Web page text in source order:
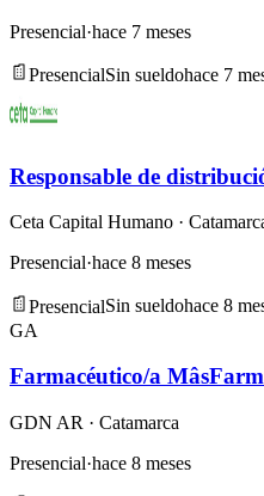
Presencial·hace 7 meses
PresencialSin sueldohace 7
Responsable de
Ceta Capital Humano ·
Presencial·hace 8 meses
PresencialSin sueldohace 8
GA
Farmacéutico/a
GDN AR · Catamarca
Presencial·hace 8 meses